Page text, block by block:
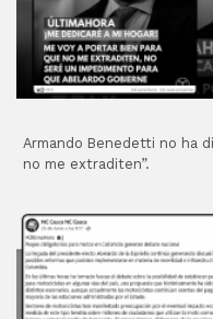
Armando Benedetti no ha
no me extraditen”.